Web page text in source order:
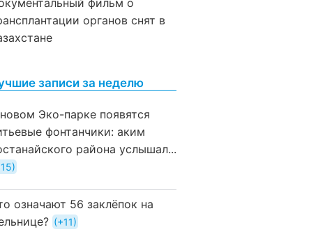
органов снят в
записи за неделю
Эко-парке появятся
фонтанчики: аким
района услышал...
означают 56 заклёпок на
+11